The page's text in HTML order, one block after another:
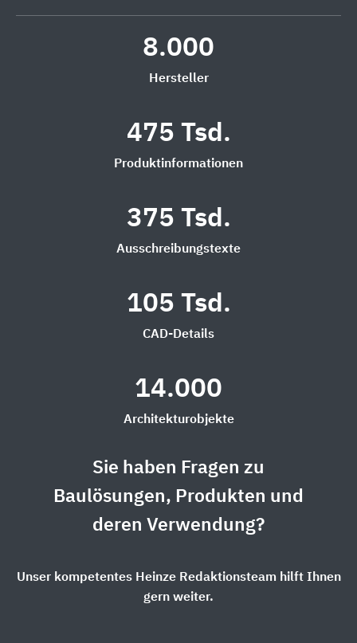
8.000
Hersteller
475 Tsd.
Produktinformationen
375 Tsd.
Ausschreibungstexte
105 Tsd.
CAD-Details
14.000
Architekturobjekte
Sie haben Fragen zu
Baulösungen, Produkten und
deren Verwendung?
Unser kompetentes Heinze Redaktionsteam hilft Ihnen
gern weiter.